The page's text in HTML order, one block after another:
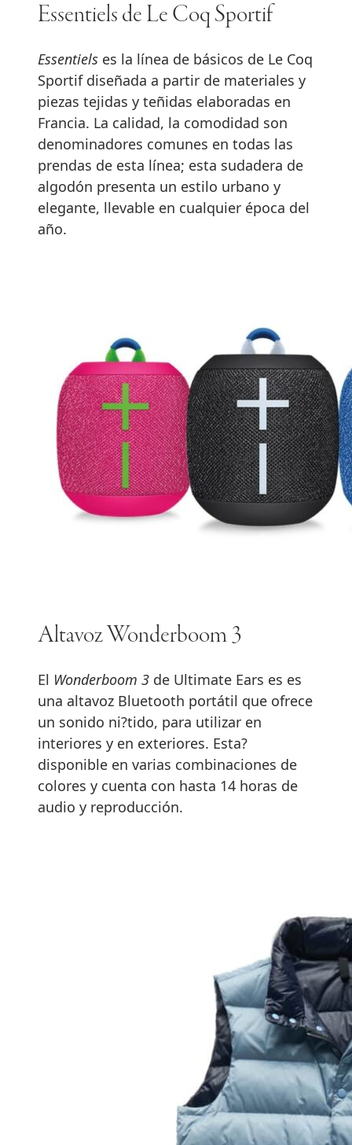
Essentiels de Le Coq Sportif
Essentiels es la línea de básicos de Le Coq
Sportif diseñada a partir de materiales y
piezas tejidas y teñidas elaboradas en
Francia. La calidad, la comodidad son
denominadores comunes en todas las
prendas de esta línea; esta sudadera de
algodón presenta un estilo urbano y
elegante, llevable en cualquier época del
año.
Altavoz Wonderboom 3
El Wonderboom 3 de Ultimate Ears es es
una altavoz Bluetooth portátil que ofrece
un sonido ni?tido, para utilizar en
interiores y en exteriores. Esta?
disponible en varias combinaciones de
colores y cuenta con hasta 14 horas de
audio y reproducción.